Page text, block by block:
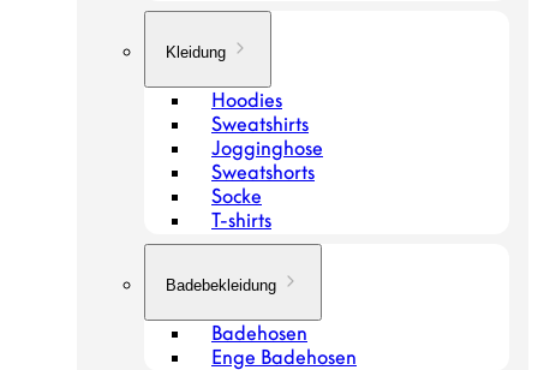
Kleidung
Hoodies
Sweatshirts
Jogginghose
Sweatshorts
Socke
T-shirts
Badebekleidung
Badehosen
Enge Badehosen